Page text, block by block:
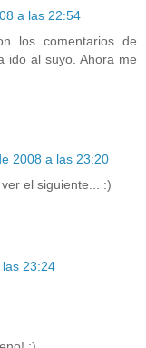
a las 22:54
los comentarios de
ido al suyo. Ahora me
2008 a las 23:20
el siguiente... :)
23:24